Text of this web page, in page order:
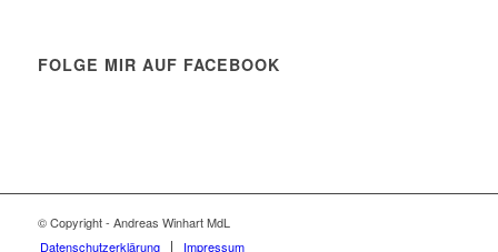
FOLGE MIR AUF FACEBOOK
© Copyright - Andreas Winhart MdL
Datenschutzerklärung
Impressum